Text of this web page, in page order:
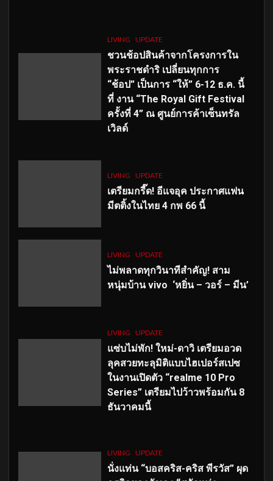
LIVING UPDATE
ชวนช้อปสินค้าจากโครงการใน
พระราชดำริ เปลี่ยนทุกการ
“ช้อป” เป็นการ “ให้” 6-12 ธ.ค. นี้
ที่ งาน “The Royal Gift Festival
ครั้งที่ 4” ณ ศูนย์การค้าเซ็นทรัล
เวิลด์
LIVING UPDATE
เตรียมกรี๊ด! อีแจอุค ประกาศแฟน
มีตติ้งในไทย 4 กพ 66 นี้
LIVING UPDATE
ไม่พลาดทุกวินาทีสำคัญ! สาม
หนุ่มบ้าน vivo ‘หยิ่น – วอร์ – มีน’
LIVING UPDATE
แซ่บไม่พัก! ใหม่-ดาวิ เตรียมอวด
ลุคสวยทะลุมิติแบบไฮเปอร์สเปซ
ในงานเปิดตัว “realme 10 Pro
Series” เตรียมไปว้าวพร้อมกัน 8
ธันวาคมนี้
LIVING UPDATE
นั่งแท่น “บอสคริส-คริส พีรวัส” ผุด